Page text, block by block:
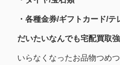
・各種金券/ギフトカード/
だいたいなんでも宅配買取強
いらなくなったお品物つめ